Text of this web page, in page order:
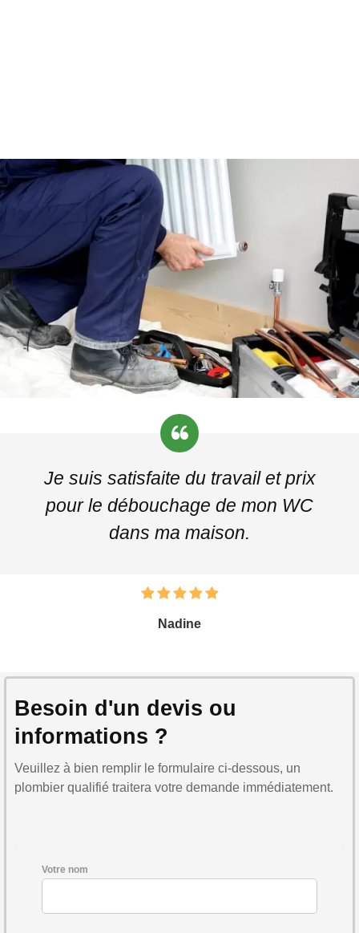
Je suis satisfaite du travail et prix
pour le débouchage de mon WC
dans ma maison.
Nadine
Besoin d'un devis ou
informations ?
Veuillez à bien remplir le formulaire ci-dessous, un
plombier qualifié traitera votre demande immédiatement.
Votre nom